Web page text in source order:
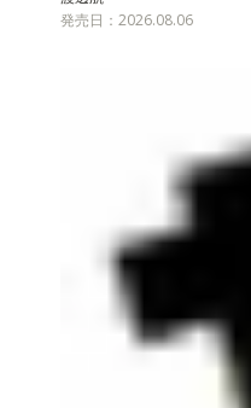
発売日：2026.08.06